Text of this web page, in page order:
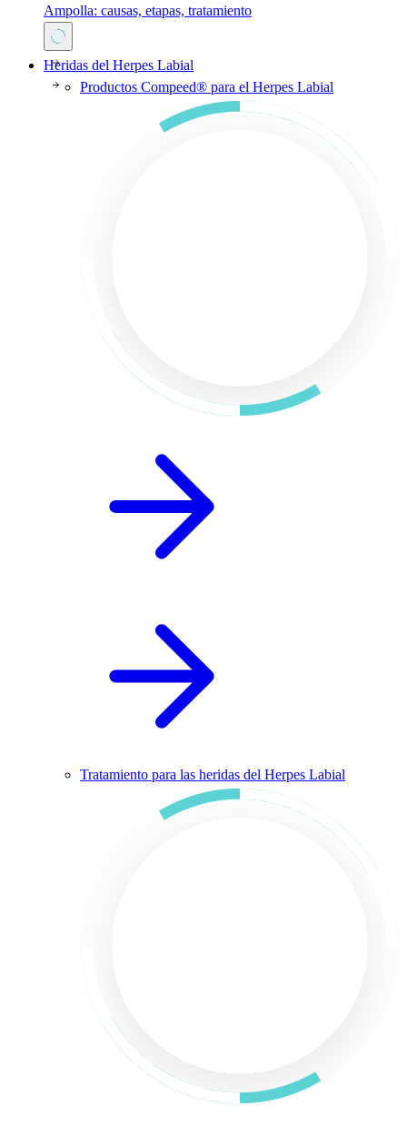
Ampolla: causas, etapas, tratamiento
Heridas del Herpes Labial
Productos Compeed® para el Herpes Labial
Tratamiento para las heridas del Herpes Labial